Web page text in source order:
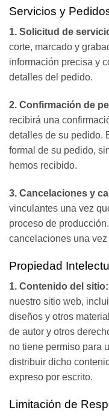
Servicios y
1. Solicitud de
corte, marcado y
información precisa y
detalles del pedido.
2. Confirmación de
recibirá una
detalles de su pedido.
formal de su pedido,
hemos recibido.
3. Cancelaciones y
vinculantes una vez
proceso de
cancelaciones una
Propiedad
1. Contenido del sitio:
nuestro sitio web,
diseños y otros
de autor y otros
no tiene permiso para
distribuir dicho
expreso por escrito.
Limitación de